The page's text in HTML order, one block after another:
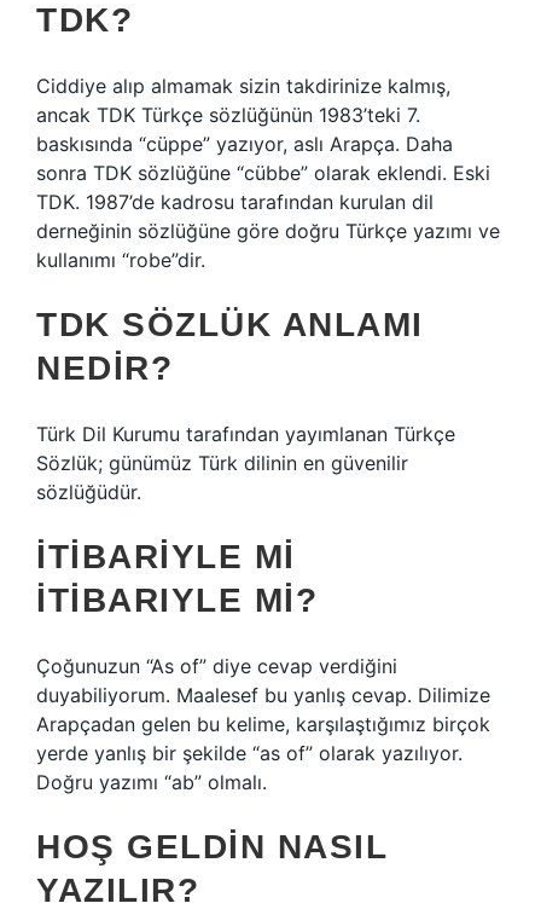
TDK?
Ciddiye alıp almamak sizin takdirinize kalmış,
ancak TDK Türkçe sözlüğünün 1983’teki 7.
baskısında “cüppe” yazıyor, aslı Arapça. Daha
sonra TDK sözlüğüne “cübbe” olarak eklendi. Eski
TDK. 1987’de kadrosu tarafından kurulan dil
derneğinin sözlüğüne göre doğru Türkçe yazımı ve
kullanımı “robe”dir.
TDK SÖZLÜK ANLAMI
NEDIR?
Türk Dil Kurumu tarafından yayımlanan Türkçe
Sözlük; günümüz Türk dilinin en güvenilir
sözlüğüdür.
İTIBARIYLE MI
ITIBARIYLE MI?
Çoğunuzun “As of” diye cevap verdiğini
duyabiliyorum. Maalesef bu yanlış cevap. Dilimize
Arapçadan gelen bu kelime, karşılaştığımız birçok
yerde yanlış bir şekilde “as of” olarak yazılıyor.
Doğru yazımı “ab” olmalı.
HOŞ GELDIN NASIL
YAZILIR?